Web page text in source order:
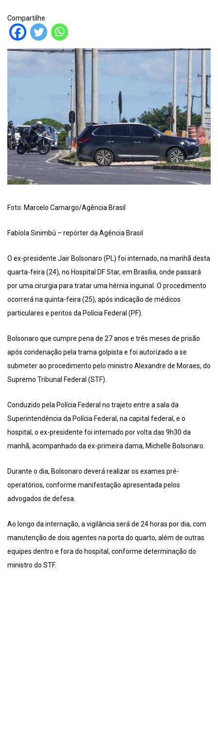
Compartilhe
Foto: Marcelo Camargo/Agência Brasil
Fabíola Sinimbú – repórter da Agência Brasil
O ex-presidente Jair Bolsonaro (PL) foi internado, na manhã desta
quarta-feira (24), no Hospital DF Star, em Brasília, onde passará
por uma cirurgia para tratar uma hérnia inguinal. O procedimento
ocorrerá na quinta-feira (25), após indicação de médicos
particulares e peritos da Polícia Federal (PF).
Bolsonaro que cumpre pena de 27 anos e três meses de prisão
após condenação pela trama golpista e foi autorizado a se
submeter ao procedimento pelo ministro Alexandre de Moraes, do
Supremo Tribunal Federal (STF).
Conduzido pela Polícia Federal no trajeto entre a sala da
Superintendência da Polícia Federal, na capital federal, e o
hospital, o ex-presidente foi internado por volta das 9h30 da
manhã, acompanhado da ex-primeira dama, Michelle Bolsonaro.
Durante o dia, Bolsonaro deverá realizar os exames pré-
operatórios, conforme manifestação apresentada pelos
advogados de defesa.
Ao longo da internação, a vigilância será de 24 horas por dia, com
manutenção de dois agentes na porta do quarto, além de outras
equipes dentro e fora do hospital, conforme determinação do
ministro do STF.